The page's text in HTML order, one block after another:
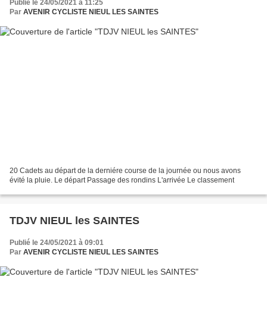
Publié le 24/05/2021 à 11:25
Par AVENIR CYCLISTE NIEUL LES SAINTES
20 Cadets au départ de la derniére course de la journée ou nous avons
évité la pluie. Le départ Passage des rondins L'arrivée Le classement
TDJV NIEUL les SAINTES
Publié le 24/05/2021 à 09:01
Par AVENIR CYCLISTE NIEUL LES SAINTES